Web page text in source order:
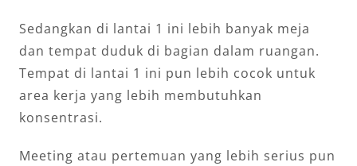
Sedangkan di lantai 1 ini lebih banyak meja
dan tempat duduk di bagian dalam ruangan.
Tempat di lantai 1 ini pun lebih cocok untuk
area kerja yang lebih membutuhkan
konsentrasi.
Meeting atau pertemuan yang lebih serius pun